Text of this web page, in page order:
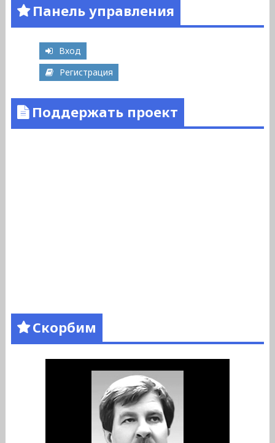
Панель управления
Вход
Регистрация
Поддержать проект
Скорбим